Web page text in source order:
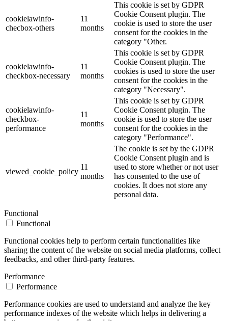
cookielawinfo-
checbox-others
11
months
This cookie is set by GDPR
Cookie Consent plugin. The
cookie is used to store the user
consent for the cookies in the
category "Other.
cookielawinfo-
checkbox-necessary
11
months
This cookie is set by GDPR
Cookie Consent plugin. The
cookies is used to store the user
consent for the cookies in the
category "Necessary".
cookielawinfo-
checkbox-
performance
11
months
This cookie is set by GDPR
Cookie Consent plugin. The
cookie is used to store the user
consent for the cookies in the
category "Performance".
viewed_cookie_policy
11
months
The cookie is set by the GDPR
Cookie Consent plugin and is
used to store whether or not user
has consented to the use of
cookies. It does not store any
personal data.
Functional
Functional
Functional cookies help to perform certain functionalities like
sharing the content of the website on social media platforms, collect
feedbacks, and other third-party features.
Performance
Performance
Performance cookies are used to understand and analyze the key
performance indexes of the website which helps in delivering a